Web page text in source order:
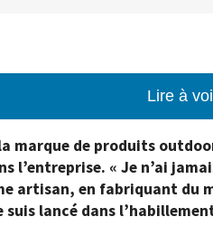
Lire à
marque de produits
l’entreprise. « Je n’ai
artisan, en fabriquant du
suis lancé dans